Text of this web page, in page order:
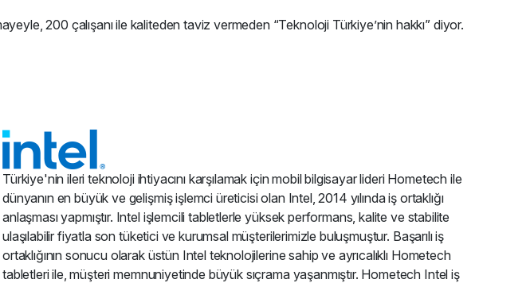
200 çalışanı ile kaliteden taviz vermeden “Teknoloji Türkiye’nin hakkı” diyor.
Türkiye'nin ileri teknoloji ihtiyacını karşılamak için mobil bilgisayar lideri Hometech ile
dünyanın en büyük ve gelişmiş işlemci üreticisi olan Intel, 2014 yılında iş ortaklığı
anlaşması yapmıştır. Intel işlemcili tabletlerle yüksek performans, kalite ve stabilite
ulaşılabilir fiyatla son tüketici ve kurumsal müşterilerimizle buluşmuştur. Başarılı iş
ortaklığının sonucu olarak üstün Intel teknolojilerine sahip ve ayrıcalıklı Hometech
tabletleri ile, müşteri memnuniyetinde büyük sıçrama yaşanmıştır. Hometech Intel iş